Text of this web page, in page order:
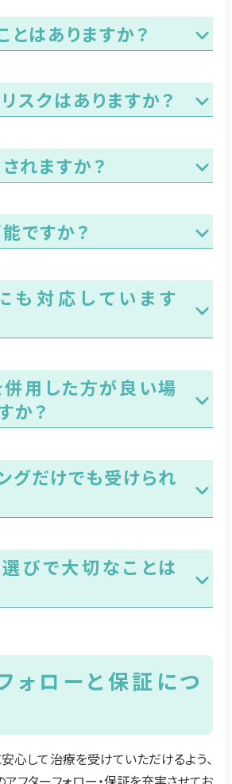
とはありますか？
スクはありますか？
れますか？
ですか？
も対応しています
用した方が良い場
か？
グだけでも受けられ
びで大切なことは
ォローと保証につ
心して治療を受けていただけるよう、